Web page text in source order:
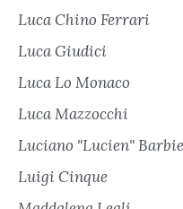
Luca Chino Ferrari
Luca Giudici
Luca Lo Monaco
Luca Mazzocchi
Luciano "Lucien"
Luigi Cinque